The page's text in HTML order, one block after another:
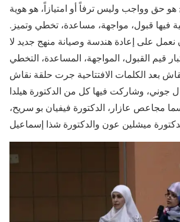
حق وواجب وليس ترفاً أو امتيازاً، هو هوية
فيها قبول، مواجهة، مساعدة، تخطي وتميز.
نعمل على إعادة هندسة وصيانة منهج جديد لا
قيم القبول، المواجهة، المساعدة، التخطي
بعد الكلمات الافتتاحية جرت حلقة نقاش
جوني، وشاركت فيها كل من الدكتورة هيلدا
مجاعص عازار، الدكتورة فيفيان بو سريح،